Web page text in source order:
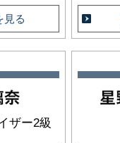
見る
ザー2級